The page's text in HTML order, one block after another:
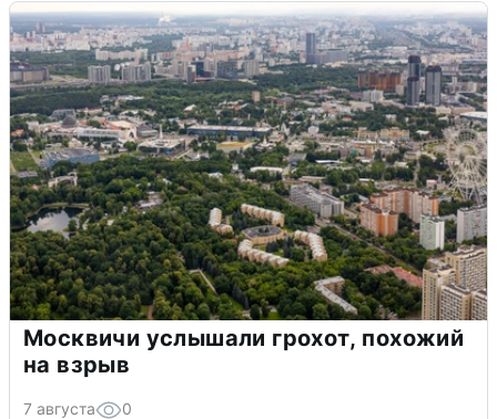
Москвичи услышали грохот, похожий
на взрыв
7 августа 0